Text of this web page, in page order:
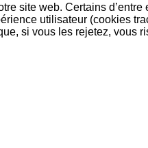
site web. Certains
utilisateur (cookies
si vous les rejetez, vous